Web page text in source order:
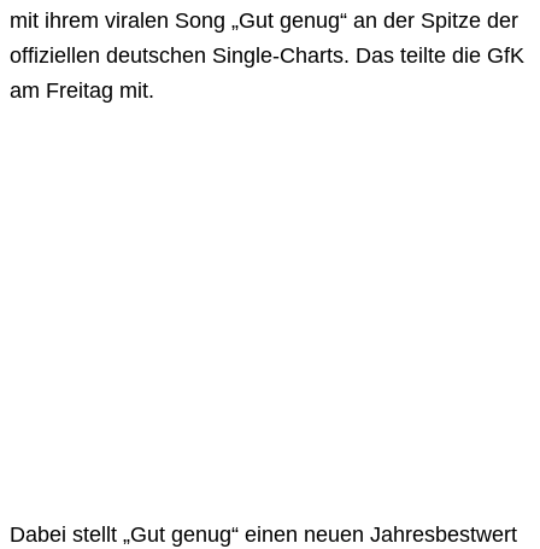
mit ihrem viralen Song „Gut genug“ an der Spitze der
offiziellen deutschen Single-Charts. Das teilte die GfK
am Freitag mit.
Dabei stellt „Gut genug“ einen neuen Jahresbestwert